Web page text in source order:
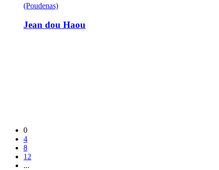
(Poudenas)
Jean dou Haou
0
4
8
12
...